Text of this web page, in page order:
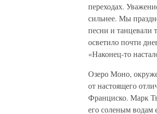
переходах.
сильнее. Мы
песни и танцевали
осветило почти
«Наконец-то
Озеро Моно,
от настоящего
Франциско. Марк
его соленым водам